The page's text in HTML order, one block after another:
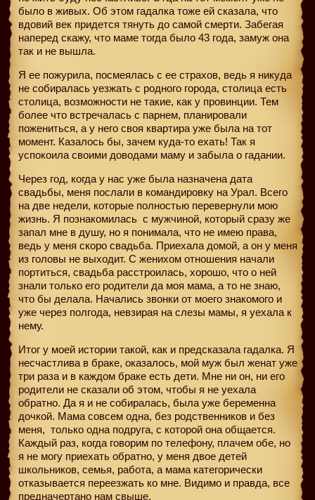
было в живых. Об этом гадалка тоже ей сказала, что
вдовий век придется тянуть до самой смерти. Забегая
наперед скажу, что маме тогда было 43 года, замуж она
так и не вышла.
Я ее пожурила, посмеялась с ее страхов, ведь я никуда
не собиралась уезжать с родного города, столица есть
столица, возможности не такие, как у провинции. Тем
более что встречалась с парнем, планировали
пожениться, а у него своя квартира уже была на тот
момент. Казалось бы, зачем куда-то ехать! Так я
успокоила своими доводами маму и забыла о гадании.
Через год, когда у нас уже была назначена дата
свадьбы, меня послали в командировку на Урал. Всего
на две недели, которые полностью перевернули мою
жизнь. Я познакомилась с мужчиной, который сразу же
запал мне в душу, но я понимала, что не имею права,
ведь у меня скоро свадьба. Приехала домой, а он у меня
из головы не выходит. С женихом отношения начали
портиться, свадьба расстроилась, хорошо, что о ней
знали только его родители да моя мама, а то не знаю,
что бы делала. Начались звонки от моего знакомого и
уже через полгода, невзирая на слезы мамы, я уехала к
нему.
Итог у моей истории такой, как и предсказала гадалка. Я
несчастлива в браке, оказалось, мой муж был женат уже
три раза и в каждом браке есть дети. Мне ни он, ни его
родители не сказали об этом, чтобы я не уехала
обратно. Да я и не собиралась, была уже беременна
дочкой. Мама совсем одна, без родственников и без
меня, только одна подруга, с которой она общается.
Каждый раз, когда говорим по телефону, плачем обе, но
я не могу приехать обратно, у меня двое детей
школьников, семья, работа, а мама категорически
отказывается переезжать ко мне. Видимо и правда, все
предначертано нам свыше.